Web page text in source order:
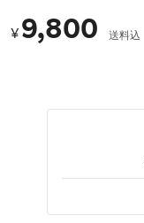
¥ 9,800 送料込